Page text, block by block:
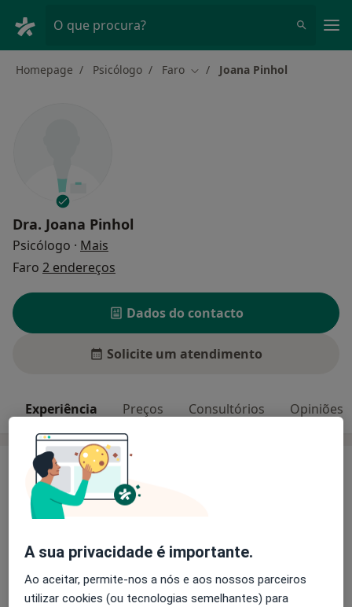
O que procura?
Homepage Psicólogo Faro Mudar de cidade
Joana Pinhol
Dra. Joana Pinhol
Psicólogo · Mais
Faro 2 endereços
Dados do contacto
Solicite um atendimento
Experiência Preços Consultórios Opiniões
Experiência
Principais doenças tratadas
Transtornos Da Ansiedade
Transtornos do Humor
Transtornos Da Personalidade
+8
A sua privacidade é importante.
Ao aceitar, permite-nos a nós e aos nossos parceiros
utilizar cookies (ou tecnologias semelhantes) para